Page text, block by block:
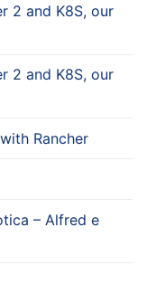
2 and K8S, our
2 and K8S, our
Rancher
– Alfred e